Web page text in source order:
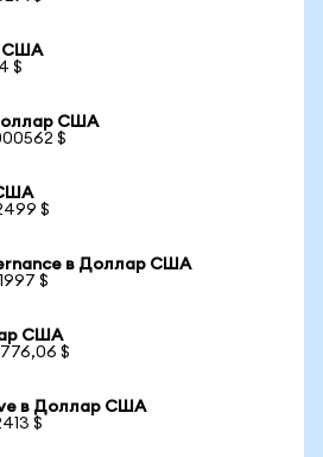
США
$
США
$
$
в Доллар США
$
США
$
в Доллар США
$